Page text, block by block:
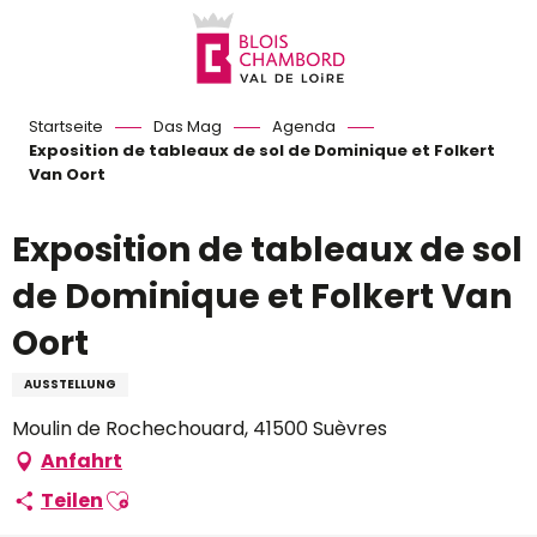
Startseite Das Mag
Agenda
Exposition de tableaux de sol de Dominique et Folkert
Van Oort
Exposition de tableaux de sol
de Dominique et Folkert Van
Oort
AUSSTELLUNG
Moulin de Rochechouard, 41500 Suèvres
Anfahrt
TeilenAjouter aux favoris